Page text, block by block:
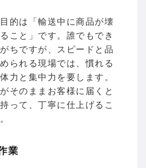
的は「輸送中に商品が壊
こと」です。誰でもでき
ちですが、スピードと品
られる現場では、慣れる
力と集中力を要します。
そのままお客様に届くと
って、丁寧に仕上げるこ
業